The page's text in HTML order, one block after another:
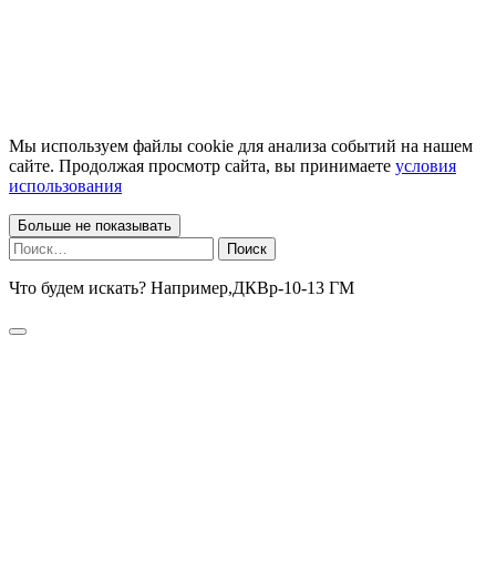
Мы используем файлы cookie для анализа событий на нашем
сайте. Продолжая просмотр сайта, вы принимаете условия
использования
Больше не показывать
Найти:
Что будем искать? Например,ДКВр-10-13 ГМ